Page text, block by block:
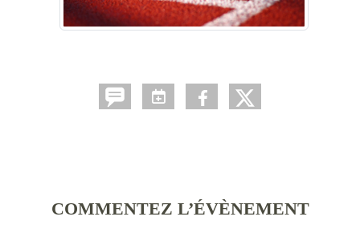
COMMENTEZ L’ÉVÈNEMENT